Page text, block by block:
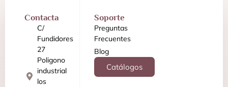
Contacta
C/
Fundidores
27
Poligono
industrial
los
Soporte
Preguntas
Frecuentes
Blog
Catálogos